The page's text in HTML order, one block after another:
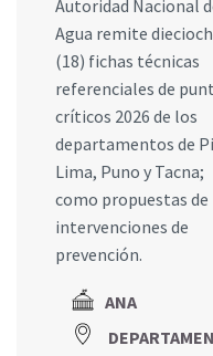
Autoridad Nacional
Agua remite
(18) fichas técnicas
referenciales de
críticos 2026 de los
departamentos de
Lima, Puno y Tacna;
como propuestas de
intervenciones de
prevención.
ANA